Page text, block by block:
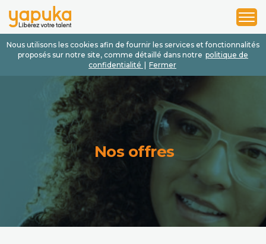
Nous utilisons les cookies afin de fournir les services et fonctionnalités
proposés sur notre site, comme détaillé dans notre politique de
confidentialité
Fermer
1
2
3
Nos offres